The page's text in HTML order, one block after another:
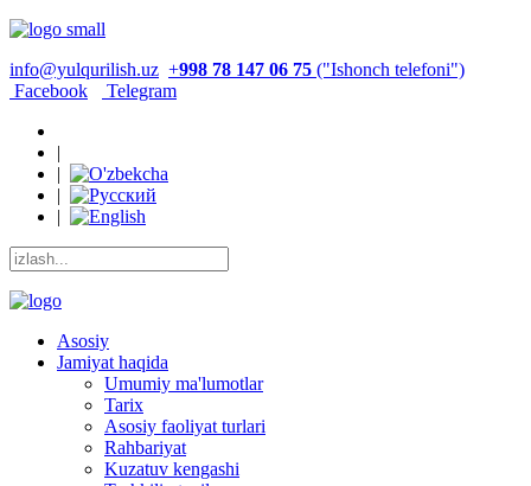
info@yulqurilish.uz +998 78 147 06 75 ("Ishonch telefoni")
Facebook
Telegram
|
|
|
|
Asosiy
Jamiyat haqida
Umumiy ma'lumotlar
Tarix
Asosiy faoliyat turlari
Rahbariyat
Kuzatuv kengashi